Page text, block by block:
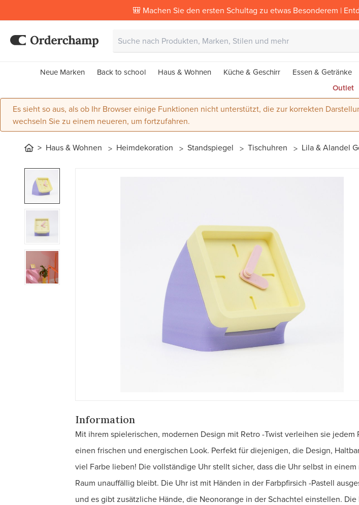
🎒 Machen Sie den ersten Schultag zu etwas Besonderem |
Neue Marken Back to school Haus & Wohnen Küche & Geschirr Essen & Getränke
Outlet
Es sieht so aus, als ob Ihr Browser einige Funktionen nicht unterstützt, die zur korrekten
wechseln Sie zu einem neueren, um fortzufahren.
Haus & Wohnen Heimdekoration Standspiegel Tischuhren Lila & Alandel
Information
Mit ihrem spielerischen, modernen Design mit Retro -Twist verleihen sie jedem
einen frischen und energischen Look. Perfekt für diejenigen, die Design,
viel Farbe lieben! Die vollständige Uhr stellt sicher, dass die Uhr selbst in einem
Raum unauffällig bleibt. Die Uhr ist mit Händen in der Farbpfirsich -Pastell
und es gibt zusätzliche Hände, die Neonorange in der Schachtel einstellen. Die